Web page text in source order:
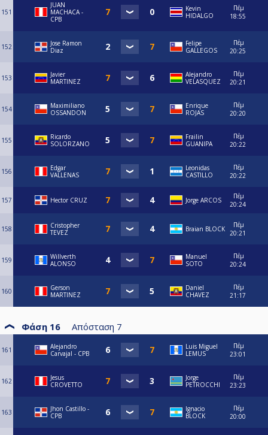
151
JUAN
MACHACA -
CPB
Kevin
HIDALGO
Πέμ
18:55
152
Jose Ramon
Diaz
Felipe
GALLEGOS
Πέμ
20:25
153
Javier
MARTINEZ
Alejandro
VELASQUEZ
Πέμ
20:21
154
Maximiliano
OSSANDON
Enrique
ROJAS
Πέμ
20:20
155
Ricardo
SOLORZANO
Frailin
GUANIPA
Πέμ
20:22
156
Edgar
VALLENAS
Leonidas
CASTILLO
Πέμ
20:22
157 Hector CRUZ Jorge ARCOS
Πέμ
20:24
158
Cristopher
TEVEZ
Braian BLOCK
Πέμ
20:21
159
Willverth
ALONSO
Manuel
SOTO
Πέμ
20:24
160
Gerson
MARTINEZ
Daniel
CHAVEZ
Πέμ
21:17
Φάση 16 Απόσταση 7
161
⁠Alejandro
Carvajal - CPB
Luis Miguel
LEMUS
Πέμ
23:01
162
Jesus
CROVETTO
Jorge
PETROCCHI
Πέμ
23:23
163
Jhon Castillo -
CPB
Ignacio
BLOCK
Πέμ
20:00